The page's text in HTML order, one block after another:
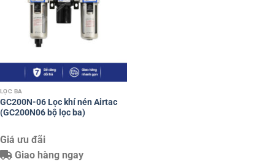
LỌC BA
GC200N-06 Lọc khí nén Airtac
(GC200N06 bộ lọc ba)
Giá ưu đãi
Giao hàng ngay